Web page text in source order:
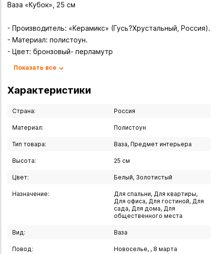
Ваза «Кубок», 25 см
- Производитель: «Керамикс» (Гусь?Хрустальный, Россия).
- Материал: полистоун.
- Цвет: бронзовый- перламутр
Описание
Элегантная ваза «Кубок» — стильное решение для
современного интерьера. Благодаря лаконичному дизайну
вписывается в любое пространство, становясь
выразительным акцентом или гармоничным дополнением к
уже существующей обстановке.
Почему стоит выбрать эту вазу?
- Универсальность. Подходит для гостиной, спальни,
кабинета, кухни, прихожей, балкона или террасы. Может
выступать как самостоятельный декор или завершать уже
и глубокий перламутро-бронзовый цвет притягивают
Показать все
Характеристики
Страна: Россия
Материал: Полистоун
Тип товара: Ваза, Предмет интерьера
Высота: 25 см
Цвет: Белый, Золотистый
Назначение:
Для спальни, Для квартиры,
Для офиса, Для гостиной, Для
сада, Для дома, Для
общественного места
Вид: Ваза
Повод: Новоселье, , 8 марта